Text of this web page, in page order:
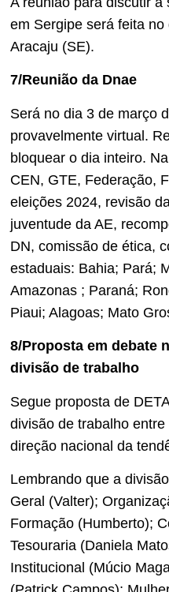
em Sergipe será feita
Aracaju (SE).
7/Reunião da Dnae
Será no dia 3 de março
provavelmente virtual.
bloquear o dia inteiro.
CEN, GTE, Federação,
eleições 2024, revisão
juventude da AE,
DN, comissão de ética,
estaduais: Bahia; Pará;
Amazonas ; Paraná;
Piaui; Alagoas; Mato
8/Proposta em debate
divisão de trabalho
Segue proposta de
divisão de trabalho
direção nacional da
Lembrando que a
Geral (Valter);
Formação (Humberto);
Tesouraria (Daniela
Institucional (Múcio